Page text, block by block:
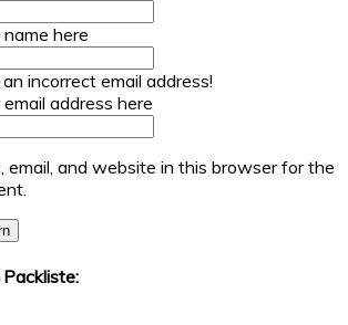
here
incorrect email address!
address here
email, and website in this browser for the